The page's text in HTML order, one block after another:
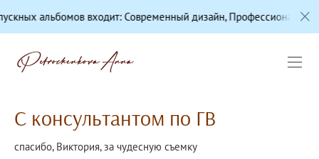
Современный дизайн, Профессиональная
С консультантом по ГВ
спасибо, Виктория, за чудесную съемку